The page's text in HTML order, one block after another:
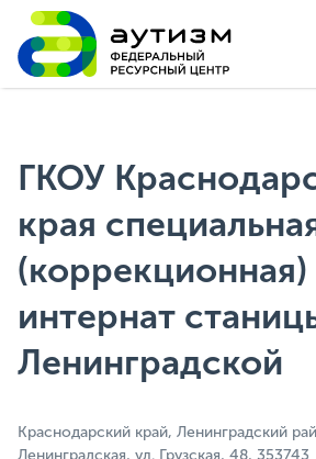
ГКОУ
края
интернат
Ленинградской
Краснодарский край, Ленинградский